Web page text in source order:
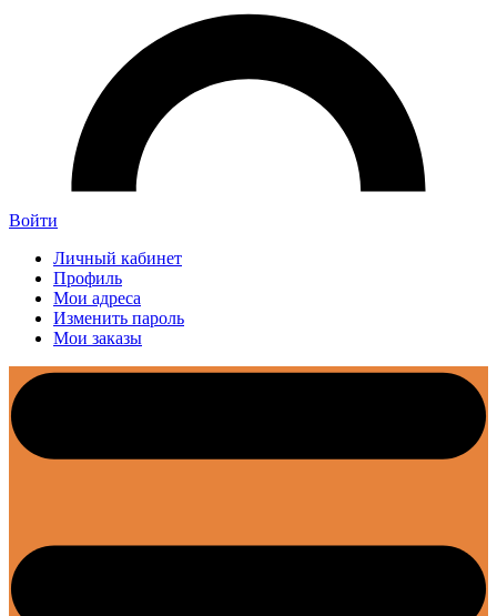
Войти
Личный кабинет
Профиль
Мои адреса
Изменить пароль
Мои заказы